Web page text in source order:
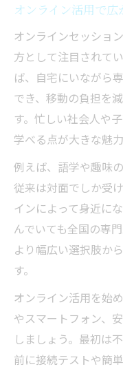
オンライン
制
水戸市でオ
ット
オンライン
効果
オンライ
景
オンライン
学び広がるオ
オンライ
オンライ
オンライン
オンライン
オンライン活用で
オンラインセッショ
方として注目されて
ば、自宅にいながら
でき、移動の負担を
す。忙しい社会人や
学べる点が大きな魅力
例えば、語学や趣味
従来は対面でしか受
インによって身近に
んでいても全国の専
より幅広い選択肢か
す。
オンライン活用を始
やスマートフォン、
しましょう。最初は
前に接続テストや簡